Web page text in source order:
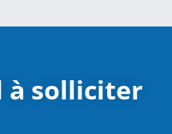
à solliciter